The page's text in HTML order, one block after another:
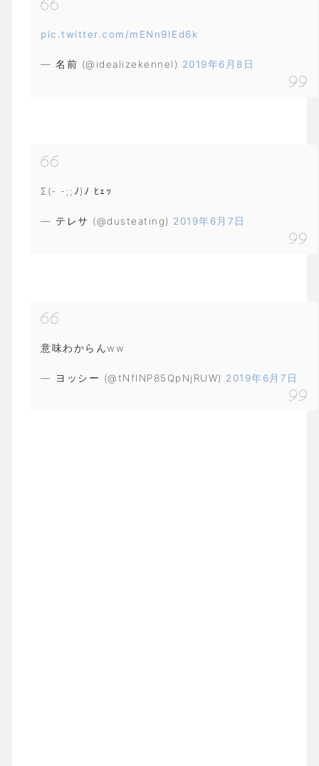
pic.twitter.com/mENn9IEd6k
— 名前 (@idealizekennel) 2019年6月8日
Σ(- -;;ﾉ)ﾉ ﾋｪｯ
— テレサ (@dusteating) 2019年6月7日
意味わからんww
— ヨッシー (@tNfINP85QpNjRUW) 2019年6月7日